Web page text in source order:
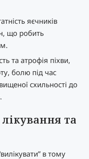
яєчників
що робить
та атрофія піхви,
болю під час
схильності до
та
в тому